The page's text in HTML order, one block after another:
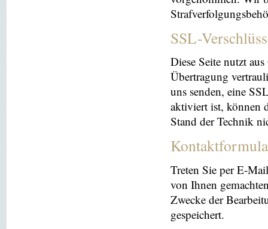
SSL-
Diese Seite nutzt
Übertragung
uns senden, eine
aktiviert ist, können
Stand der Technik
Treten Sie per E-
von Ihnen
Zwecke der
gespeichert.